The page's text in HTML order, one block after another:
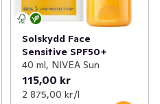
Solskydd Face
Sensitive SPF50+
40 ml, NIVEA Sun
115,00 kr
2 875,00 kr /l